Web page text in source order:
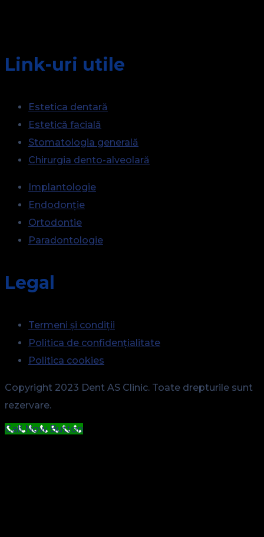
Link-uri utile
Estetica dentară
Estetică facială
Stomatologia generală
Chirurgia dento-alveolară
Implantologie
Endodonție
Ortodontie
Paradontologie
Legal
Termeni și condiții
Politica de confidențialitate
Politica cookies
Copyright 2023 Dent AS Clinic. Toate drepturile sunt
rezervare.
Call Now Button